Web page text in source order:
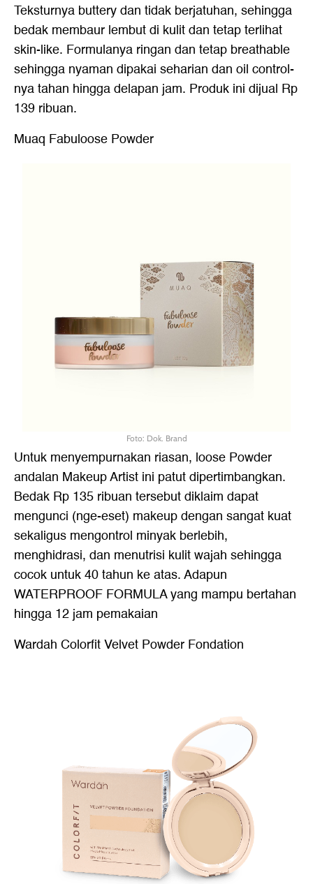
Teksturnya buttery dan tidak berjatuhan, sehingga
bedak membaur lembut di kulit dan tetap terlihat
skin-like. Formulanya ringan dan tetap breathable
sehingga nyaman dipakai seharian dan oil control-
nya tahan hingga delapan jam. Produk ini dijual Rp
139 ribuan.
Muaq Fabuloose Powder
Foto: Dok. Brand
Untuk menyempurnakan riasan, loose Powder
andalan Makeup Artist ini patut dipertimbangkan.
Bedak Rp 135 ribuan tersebut diklaim dapat
mengunci (nge-eset) makeup dengan sangat kuat
sekaligus mengontrol minyak berlebih,
menghidrasi, dan menutrisi kulit wajah sehingga
cocok untuk 40 tahun ke atas. Adapun
WATERPROOF FORMULA yang mampu bertahan
hingga 12 jam pemakaian
Wardah Colorfit Velvet Powder Fondation